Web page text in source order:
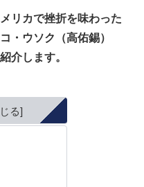
リカで挫折を味わった
・ウソク（高佑錫）
介します。